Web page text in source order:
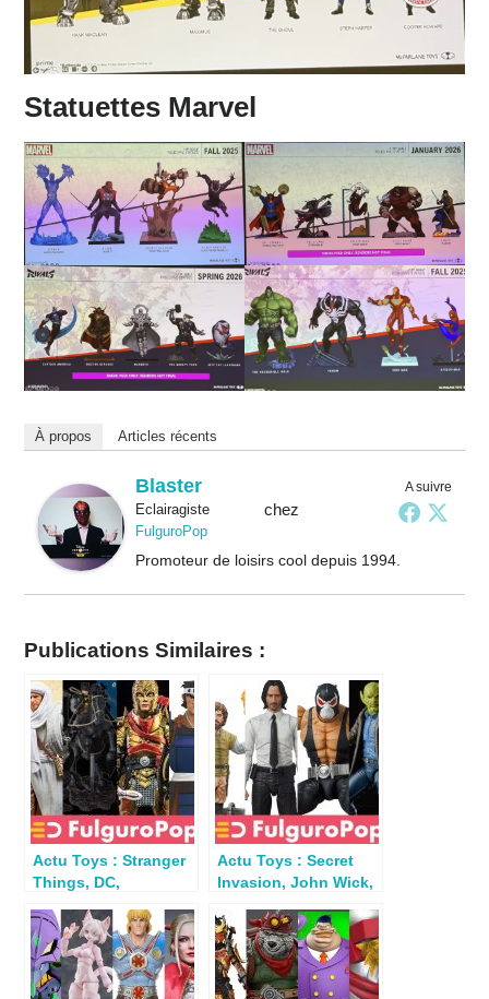
Statuettes Marvel
À propos Articles récents
A suivre
Blaster
Eclairagistechez
FulguroPop
Promoteur de loisirs cool depuis 1994.
Publications Similaires :
Actu Toys : Stranger
Things, DC,
Kaiju, T2…
Actu Toys : Secret
Invasion, John Wick,
Tyrion…